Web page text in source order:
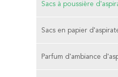
Sacs à poussière
Sacs en papier
Parfum d'ambiance